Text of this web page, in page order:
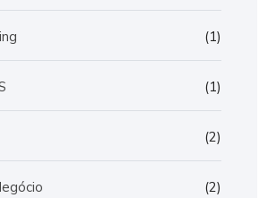
(1)
(1)
(2)
(2)